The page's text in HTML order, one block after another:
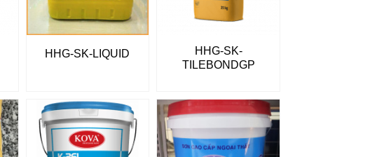
HHG-SK-LIQUID
HHG-SK-
TILEBONDGP